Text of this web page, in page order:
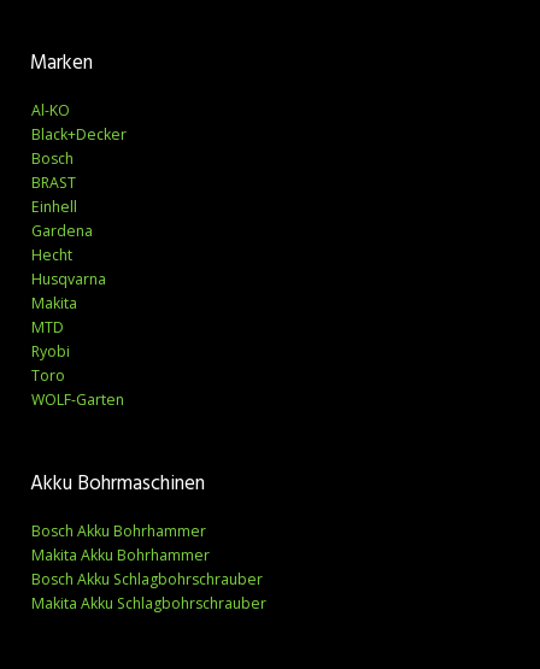
Marken
Al-KO
Black+Decker
Bosch
BRAST
Einhell
Gardena
Hecht
Husqvarna
Makita
MTD
Ryobi
Toro
WOLF-Garten
Akku Bohrmaschinen
Bosch Akku Bohrhammer
Makita Akku Bohrhammer
Bosch Akku Schlagbohrschrauber
Makita Akku Schlagbohrschrauber